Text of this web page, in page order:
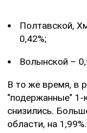
Полтавской,
0,42%;
Волынской –
В то же время, в
"подержанные"
снизились.
области, на